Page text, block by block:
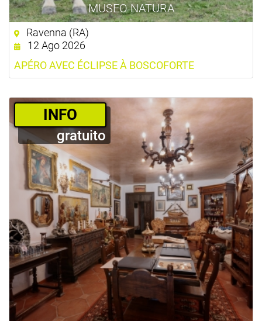
MUSEO NATURA
Ravenna (RA)
12 Ago 2026
APÉRO AVEC ÉCLIPSE À BOSCOFORTE
­INFO
gratuito